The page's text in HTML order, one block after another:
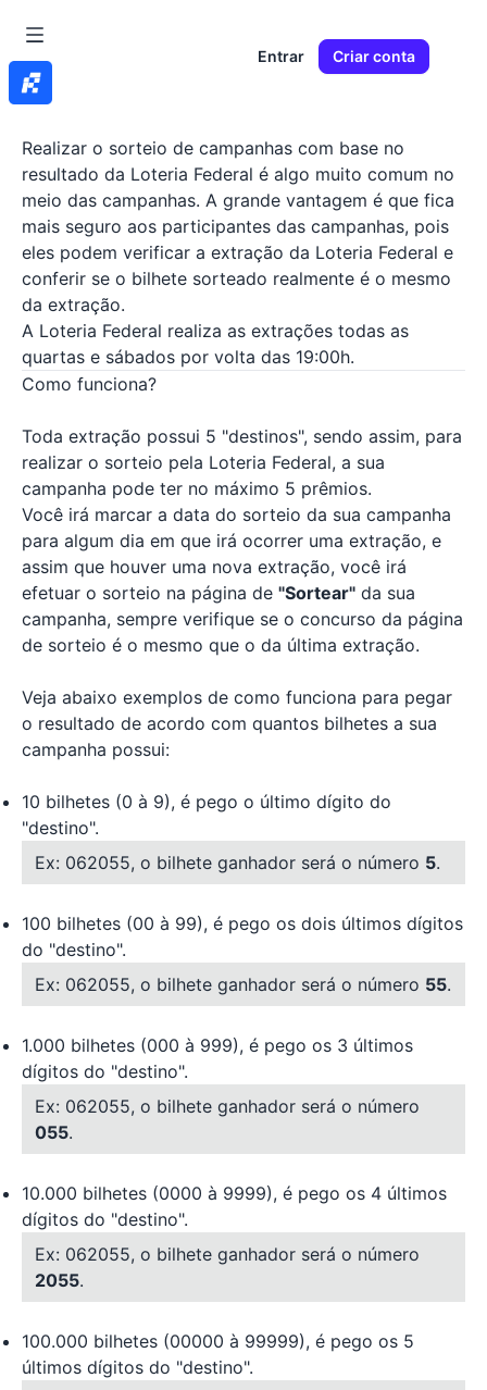
Entrar Criar conta
Realizar o sorteio de campanhas com base no
resultado da Loteria Federal é algo muito comum no
meio das campanhas. A grande vantagem é que fica
mais seguro aos participantes das campanhas, pois
eles podem verificar a extração da Loteria Federal e
conferir se o bilhete sorteado realmente é o mesmo
da extração.
A Loteria Federal realiza as extrações todas as
quartas e sábados por volta das 19:00h.
Como funciona?
Toda extração possui 5 "destinos", sendo assim, para
realizar o sorteio pela Loteria Federal, a sua
campanha pode ter no máximo 5 prêmios.
Você irá marcar a data do sorteio da sua campanha
para algum dia em que irá ocorrer uma extração, e
assim que houver uma nova extração, você irá
efetuar o sorteio na página de "Sortear" da sua
campanha, sempre verifique se o concurso da página
de sorteio é o mesmo que o da última extração.
Veja abaixo exemplos de como funciona para pegar
o resultado de acordo com quantos bilhetes a sua
campanha possui:
10 bilhetes (0 à 9), é pego o último dígito do
"destino".
Ex: 062055, o bilhete ganhador será o número 5.
100 bilhetes (00 à 99), é pego os dois últimos dígitos
do "destino".
Ex: 062055, o bilhete ganhador será o número 55.
1.000 bilhetes (000 à 999), é pego os 3 últimos
dígitos do "destino".
Ex: 062055, o bilhete ganhador será o número
055.
10.000 bilhetes (0000 à 9999), é pego os 4 últimos
dígitos do "destino".
Ex: 062055, o bilhete ganhador será o número
2055.
100.000 bilhetes (00000 à 99999), é pego os 5
últimos dígitos do "destino".